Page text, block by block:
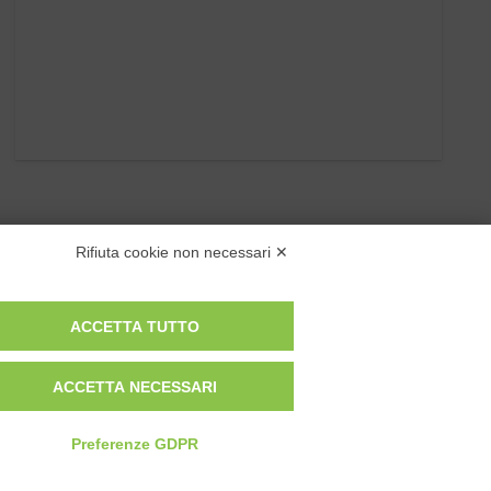
Privacy Policy
Cookie Policy
Modifica preferenze cookie
Rifiuta cookie non necessari ✕
ACCETTA TUTTO
ACCETTA NECESSARI
Preferenze GDPR